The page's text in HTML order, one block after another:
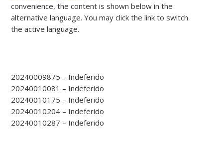
convenience, the content is shown below in the
alternative language. You may click the link to switch
the active language.
20240009875 – Indeferido
20240010081 – Indeferido
20240010175 – Indeferido
20240010204 – Indeferido
20240010287 – Indeferido